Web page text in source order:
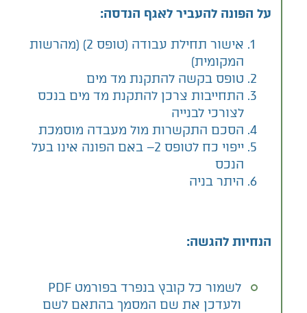
על הפונה להעביר לאגף הנדסה:
אישור תחילת עבודה (טופס 2) (מהרשות
המקומית)
טופס בקשה להתקנת מד מים
התחייבות צרכן להתקנת מד מים בנכס
לצורכי לבנייה
הסכם התקשרות מול מעבדה מוסמכת
ייפוי כח לטופס 2– באם הפונה אינו בעל
הנכס
היתר בניה
הנחיות להגשה:
לשמור כל קובץ בנפרד בפורמט PDF
ולעדכן את שם המסמך בהתאם לשם